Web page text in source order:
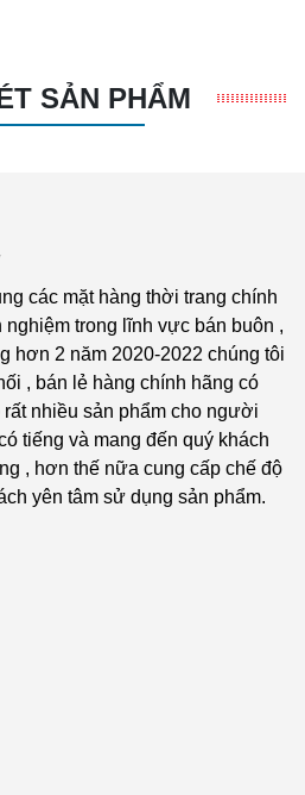
SẢN PHẨM
các mặt hàng thời trang chính
trong lĩnh vực bán buôn ,
hơn 2 năm 2020-2022 chúng tôi
, bán lẻ hàng chính hãng có
nhiều sản phẩm cho người
tiếng và mang đến quý khách
, hơn thế nữa cung cấp chế độ
yên tâm sử dụng sản phẩm.